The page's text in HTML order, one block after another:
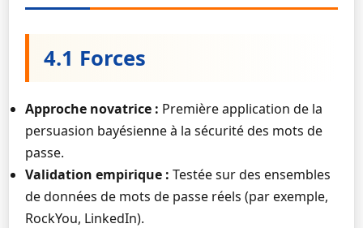
4.1 Forces
Approche novatrice : Première application de la
persuasion bayésienne à la sécurité des mots de
passe.
Validation empirique : Testée sur des ensembles
de données de mots de passe réels (par exemple,
RockYou, LinkedIn).